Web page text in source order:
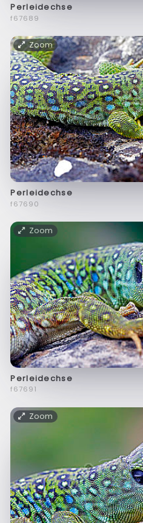
Perleidechse
f67689
Zoom
Perleidechse
f67690
Zoom
Perleidechse
f67691
Zoom